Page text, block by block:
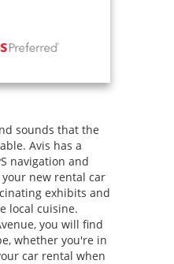
sounds that the
Avis has a
navigation and
new rental car
exhibits and
local cuisine.
you will find
whether you're in
car rental when